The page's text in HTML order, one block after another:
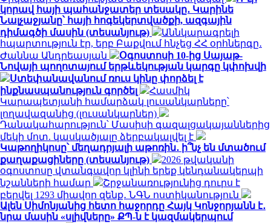
կորավ հայի պահանջատեր տեսակը․ Կարինե
Նալչաջյանը՝ հայի հոգեկերտվածքի, ազգային
դիմագծի մասին (տեսանյութ)
Աննկարագրելի
հպարտություն էր, երբ Բաքվում հնչեց ՀՀ օրհներգը․
Ժաննա Անդրեասյան
Օգոստոսի 10-ից Սայաթ-
Նովայի պողոտայում երթևեկության կարգը կփոխվի
Ստեփանավանում ռուս կինը փորձել է
ինքնասպանություն գործել
Հասմիկ
Կարապետյանի համարձակ լուսանկարները՝
լողավազանից (լուսանկարներ)
Դանակահարություն՝ Մասիսի գազալցակայաններից
մեկի մոտ. կասկածյալը ձերբակալվել է
Կաթողիկոսը՝ մեղադրյալի աթոռին․ ի՞նչ են մտածում
քաղաքացիները (տեսանյութ)
2026 թվականի
օգոստոսը վտանգավոր կլինի երեք կենդանակերպի
նշանների համար
Շրջանառությունից դուրս է
բերվել 1293 միավոր զենք․ ՆԳՆ ոստիկանություն
Ալեն Սիմոնյանից հետո հաջորդը Հայկ Կոնջորյանն է․
նրա մասին «սլիվները» ՔՊ-ն է կազմակերպում